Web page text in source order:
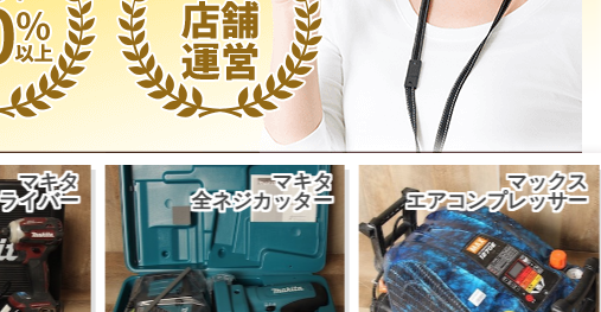
マキタ
全ネジカッター
マックス
エアコンプレッサー